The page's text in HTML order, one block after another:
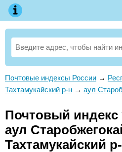
Почтовые индексы России →
Тахтамукайский р-н → аул
Почтовый индекс
аул
Тахтамукайский